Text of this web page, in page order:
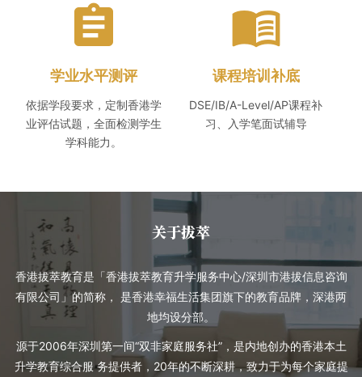
assignment
学业水平测评
依据学段要求，定制香港学
业评估试题，全面检测学生
学科能力。
menu_book
课程培训补底
DSE/IB/A-Level/AP课程补
习、入学笔面试辅导
关于拔萃
香港拔萃教育是「香港拔萃教育升学服务中心/深圳市港拔信息咨询
有限公司」的简称， 是香港幸福生活集团旗下的教育品牌，深港两
地均设分部。
源于2006年深圳第一间“双非家庭服务社”，是内地创办的香港本土
升学教育综合服 务提供者，20年的不断深耕，致力于为每个家庭提